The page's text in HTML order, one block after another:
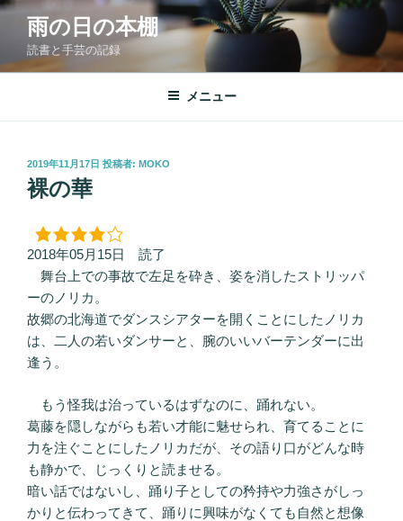
コ
ン
へ
雨の日の本棚
読書と手芸の記録
メニュー
投
稿
日:
2019年11月17日 投稿者: MOKO
裸の華
2018年05月15日 読了
舞台上での事故で左足を砕き、姿を消したストリッパ
ーのノリカ。
故郷の北海道でダンスシアターを開くことにしたノリカ
は、二人の若いダンサーと、腕のいいバーテンダーに出
逢う。
もう怪我は治っているはずなのに、踊れない。
葛藤を隠しながらも若い才能に魅せられ、育てることに
力を注ぐことにしたノリカだが、その語り口がどんな時
も静かで、じっくりと読ませる。
暗い話ではないし、踊り子としての矜持や力強さがしっ
かりと伝わってきて、踊りに興味がなくても自然と想像